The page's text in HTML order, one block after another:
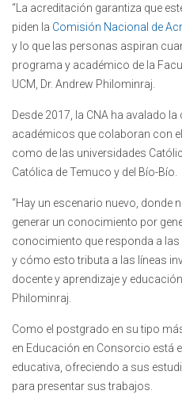
“La acreditación garantiza que
piden la Comisión Nacional de
y lo que las personas aspiran
programa y académico de la
UCM, Dr. Andrew Philominraj.
Desde 2017, la CNA ha avalado
académicos que colaboran con
como de las universidades
Católica de Temuco y del Bío-Bío.
“Hay un escenario nuevo, donde
generar un conocimiento por
conocimiento que responda a
y cómo esto tributa a las líneas
docente y aprendizaje y
Philominraj.
Como el postgrado en su tipo
en Educación en Consorcio está
educativa, ofreciendo a sus
para presentar sus trabajos.